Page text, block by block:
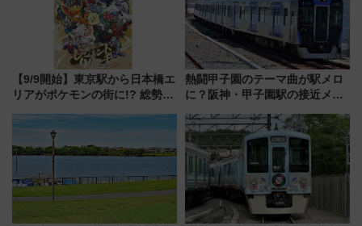
【9/9開始】東京駅から日本橋エ
リアがポケモンの街に!? 総勢
リサーチ」本格謎解き・グッズ
情報まとめ
熱闘甲子園のテーマ曲が駅メロ
に？阪神・甲子園駅の接近メロ
谷実アレンジの特別仕様へ、8月
5日始発から